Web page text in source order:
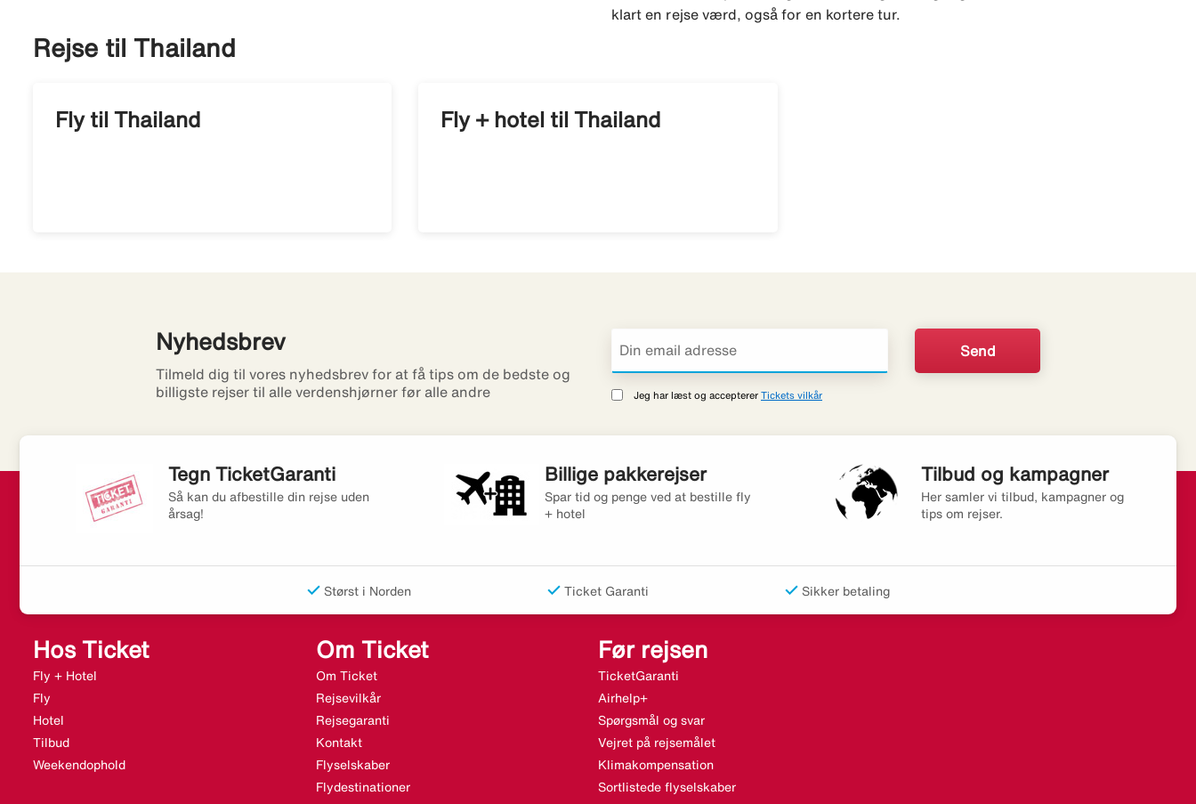
klart en rejse værd, også for en kortere tur.
Rejse til Thailand
Fly til Thailand Fly + hotel til Thailand
Nyhedsbrev
Tilmeld dig til vores nyhedsbrev for at få tips om de bedste og
billigste rejser til alle verdenshjørner før alle andre
Jeg har læst og accepterer Tickets vilkår
Tegn TicketGaranti
Så kan du afbestille din rejse uden
årsag!
Billige pakkerejser
Spar tid og penge ved at bestille fly
+ hotel
Tilbud og kampagner
Her samler vi tilbud, kampagner og
tips om rejser.
Størst i Norden Ticket Garanti Sikker betaling
Hos Ticket
Fly + Hotel
Fly
Hotel
Tilbud
Weekendophold
Om Ticket
Om Ticket
Rejsevilkår
Rejsegaranti
Kontakt
Flyselskaber
Flydestinationer
Før rejsen
TicketGaranti
Airhelp+
Spørgsmål og svar
Vejret på rejsemålet
Klimakompensation
Sortlistede flyselskaber